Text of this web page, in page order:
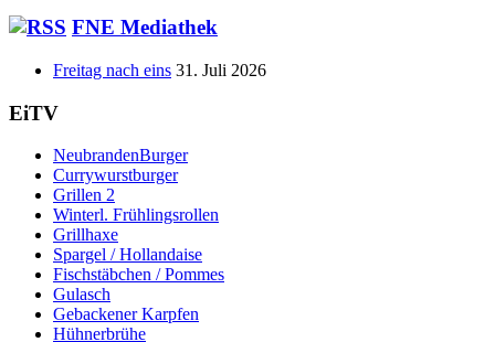
FNE Mediathek
Freitag nach eins 31. Juli 2026
EiTV
NeubrandenBurger
Currywurstburger
Grillen 2
Winterl. Frühlingsrollen
Grillhaxe
Spargel / Hollandaise
Fischstäbchen / Pommes
Gulasch
Gebackener Karpfen
Hühnerbrühe